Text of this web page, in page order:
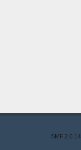
SMF 2.0.14